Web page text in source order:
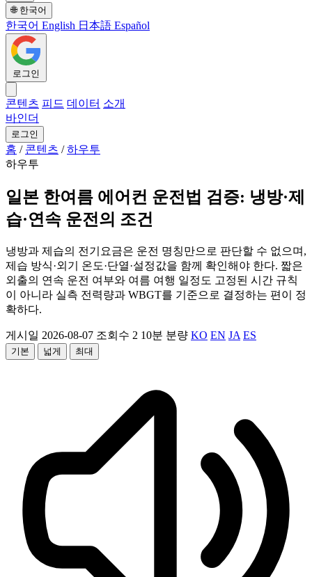
🌐 한국어
한국어 English 日本語 Español
로그인
콘텐츠 피드 데이터 소개
바인더
로그인
홈 / 콘텐츠 / 하우투
하우투
일본 한여름 에어컨 운전법 검증: 냉방·제
습·연속 운전의 조건
냉방과 제습의 전기요금은 운전 명칭만으로 판단할 수 없으며,
제습 방식·외기 온도·단열·설정값을 함께 확인해야 한다. 짧은
외출의 연속 운전 여부와 여름 여행 일정도 고정된 시간 규칙
이 아니라 실측 전력량과 WBGT를 기준으로 결정하는 편이 정
확하다.
게시일 2026-08-07 조회수 2 10분 분량 KO EN JA ES
기본 넓게 최대